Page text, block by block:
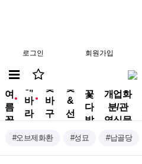
로그인 회원가입
new
여
름
꽃
new
해
바
라
꽃
바
구
꽃
&
선
꽃
다
발
개업화
분/관
엽식물
#오브제화환 #성묘 #납골당